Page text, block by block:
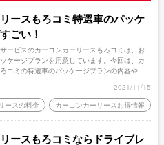
ースもろコミ特選車のパッケ
ごい！
ービスのカーコンカーリースもろコミは、お
ケージプランを用意しています。今回は、カ
コミの特選車のパッケージプランの内容や利
2021/11/15
ースの料金
カーコンカーリースお得情報
ースもろコミならドライブレ